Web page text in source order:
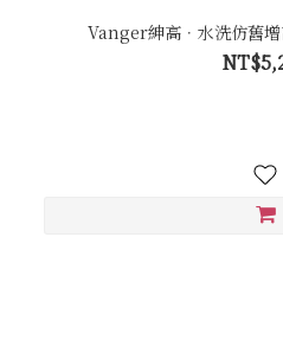
Vanger紳高．水洗仿舊